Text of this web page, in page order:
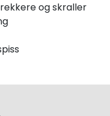
og skraller